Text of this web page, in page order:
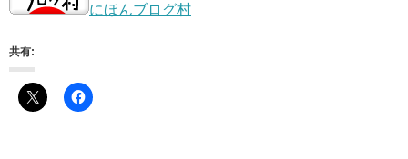
にほんブログ村
共有: